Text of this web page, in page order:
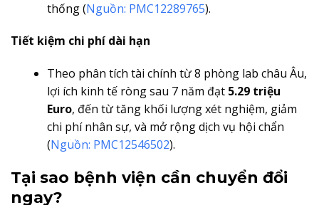
thống (Nguồn: PMC12289765).
Tiết kiệm chi phí dài hạn
Theo phân tích tài chính từ 8 phòng lab châu Âu,
lợi ích kinh tế ròng sau 7 năm đạt 5.29 triệu
Euro, đến từ tăng khối lượng xét nghiệm, giảm
chi phí nhân sự, và mở rộng dịch vụ hội chẩn
(Nguồn: PMC12546502).
Tại sao bệnh viện cần chuyển đổi
ngay?